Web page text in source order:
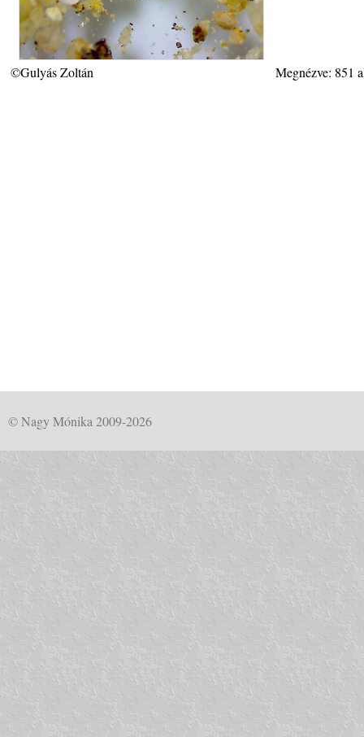
©Gulyás Zoltán Megnézve: 851
© Nagy Mónika 2009-2026